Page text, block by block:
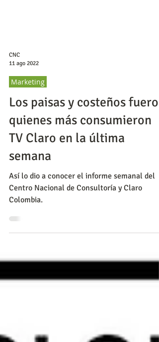
CNC
11 ago 2022
Marketing
Los paisas y costeños fueron
quienes más consumieron
TV Claro en la última
semana
Así lo dio a conocer el informe semanal del